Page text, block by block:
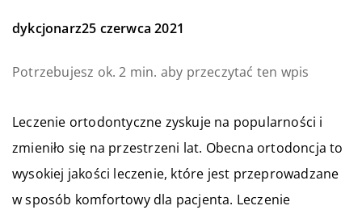
dykcjonarz25 czerwca 2021
Potrzebujesz ok. 2 min. aby przeczytać ten wpis
Leczenie ortodontyczne zyskuje na popularności i
zmieniło się na przestrzeni lat. Obecna ortodoncja to
wysokiej jakości leczenie, które jest przeprowadzane
w sposób komfortowy dla pacjenta. Leczenie